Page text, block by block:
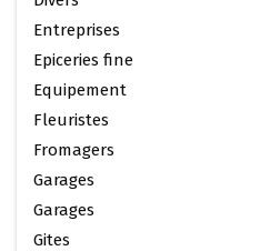
Entreprises
Epiceries fine
Equipement
Fleuristes
Fromagers
Garages
Garages
Gites